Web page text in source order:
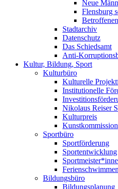
Neue
Flensburg
Stadtarchiv
Datenschutz
Das Schiedsamt
Anti-
Kultur, Bildung, Sport
Kulturbüro
Kulturelle
Institutionelle
Nikolaus Reiser
Kulturpreis
Kunstkommission
Sportbüro
Sportförderung
Sportentwicklung
Ferienschwimmen
Bildungsbüro
Bildungsplanung